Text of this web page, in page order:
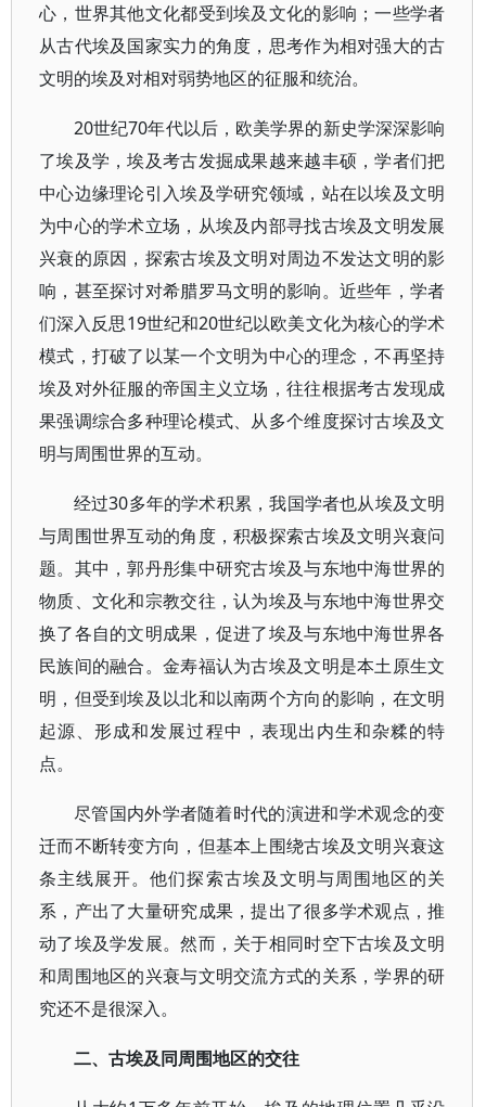
心，世界其他文化都受到埃及文化的影响；一些学者
从古代埃及国家实力的角度，思考作为相对强大的古
文明的埃及对相对弱势地区的征服和统治。
20世纪70年代以后，欧美学界的新史学深深影响
了埃及学，埃及考古发掘成果越来越丰硕，学者们把
中心边缘理论引入埃及学研究领域，站在以埃及文明
为中心的学术立场，从埃及内部寻找古埃及文明发展
兴衰的原因，探索古埃及文明对周边不发达文明的影
响，甚至探讨对希腊罗马文明的影响。近些年，学者
们深入反思19世纪和20世纪以欧美文化为核心的学术
模式，打破了以某一个文明为中心的理念，不再坚持
埃及对外征服的帝国主义立场，往往根据考古发现成
果强调综合多种理论模式、从多个维度探讨古埃及文
明与周围世界的互动。
经过30多年的学术积累，我国学者也从埃及文明
与周围世界互动的角度，积极探索古埃及文明兴衰问
题。其中，郭丹彤集中研究古埃及与东地中海世界的
物质、文化和宗教交往，认为埃及与东地中海世界交
换了各自的文明成果，促进了埃及与东地中海世界各
民族间的融合。金寿福认为古埃及文明是本土原生文
明，但受到埃及以北和以南两个方向的影响，在文明
起源、形成和发展过程中，表现出内生和杂糅的特
点。
尽管国内外学者随着时代的演进和学术观念的变
迁而不断转变方向，但基本上围绕古埃及文明兴衰这
条主线展开。他们探索古埃及文明与周围地区的关
系，产出了大量研究成果，提出了很多学术观点，推
动了埃及学发展。然而，关于相同时空下古埃及文明
和周围地区的兴衰与文明交流方式的关系，学界的研
究还不是很深入。
二、古埃及同周围地区的交往